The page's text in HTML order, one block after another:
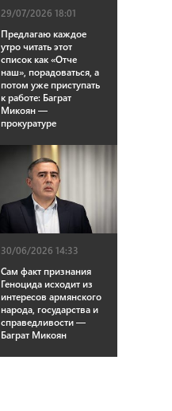
29/07/2026 18:01
Предлагаю каждое
утро читать этот
список как «Отче
наш», порадоваться, а
потом уже приступать
к работе: Баграт
Микоян —
прокуратуре
30/06/2026 14:33
Сам факт признания
Геноцида исходит из
интересов армянского
народа, государства и
справедливости —
Баграт Микоян